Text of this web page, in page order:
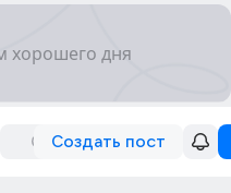
Создать пост